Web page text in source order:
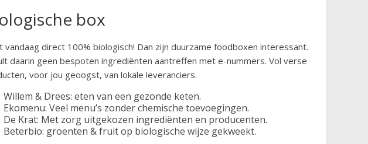
box
vandaag direct 100% biologisch! Dan zijn duurzame foodboxen interessant.
daarin geen bespoten ingrediënten aantreffen met e-nummers. Vol verse
voor jou geoogst, van lokale leveranciers.
Willem & Drees: eten van een gezonde keten.
Ekomenu: Veel menu’s zonder chemische toevoegingen.
De Krat: Met zorg uitgekozen ingrediënten en producenten.
Beterbio: groenten & fruit op biologische wijze gekweekt.